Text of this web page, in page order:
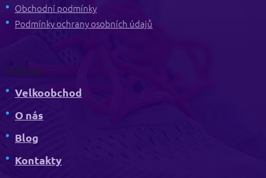
Obchodní podmínky
Podmínky ochrany osobních údajů
O firmě
Velkoobchod
O nás
Blog
Kontakty